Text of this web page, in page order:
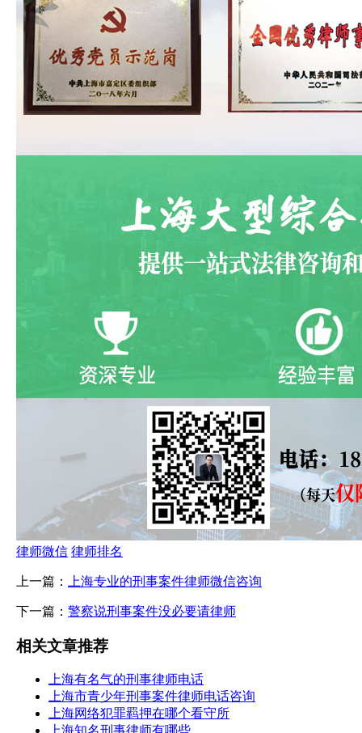
律师微信 律师排名
上一篇： 上海专业的刑事案件律师微信咨询
下一篇： 警察说刑事案件没必要请律师
相关文章推荐
上海有名气的刑事律师电话
上海市青少年刑事案件律师电话咨询
上海网络犯罪羁押在哪个看守所